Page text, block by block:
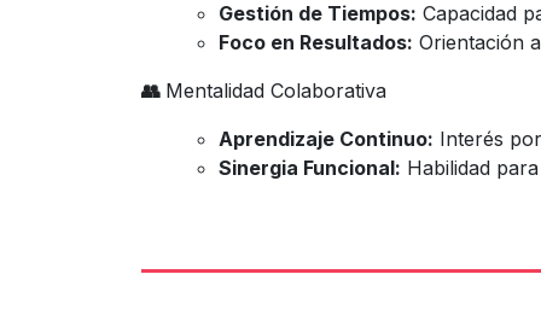
Gestión de Tiempos: Capacidad
Foco en Resultados: Orientación
👥 Mentalidad Colaborativa
Aprendizaje Continuo: Interés
Sinergia Funcional: Habilidad